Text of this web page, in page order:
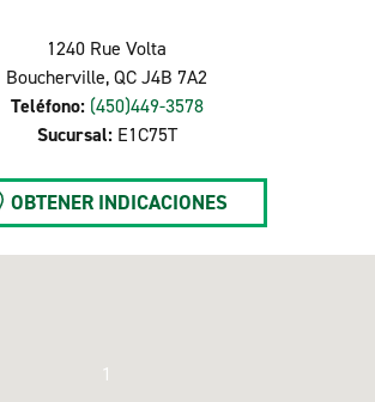
1240 Rue Volta
Boucherville, QC J4B 7A2
Teléfono: (450)449-3578
Sucursal: E1C75T
OBTENER INDICACIONES
1